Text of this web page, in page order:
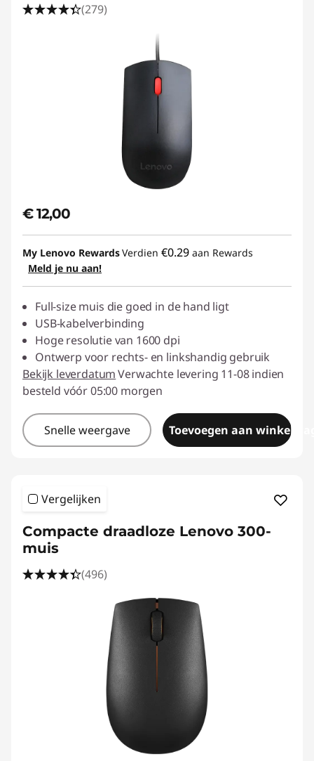
(279)
€ 12,00
My Lenovo RewardsVerdien €0.29 aan Rewards
Meld je nu aan!
Full-size muis die goed in de hand ligt
USB-kabelverbinding
Hoge resolutie van 1600 dpi
Ontwerp voor rechts- en linkshandig gebruik
Bekijk leverdatumVerwachte levering 11-08 indien
besteld vóór 05:00 morgen
Snelle weergave Toevoegen aan
Vergelijken
Compacte draadloze Lenovo 300-
muis
(496)